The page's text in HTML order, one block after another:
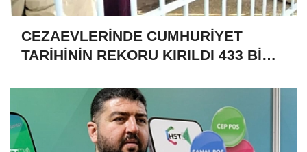
CEZAEVLERİNDE CUMHURİYET
TARİHİNİN REKORU KIRILDI 433 BİN